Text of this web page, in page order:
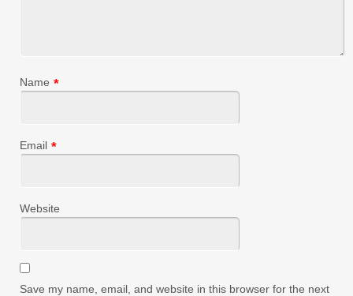
Name *
Email *
Website
Save my name, email, and website in this browser for the next